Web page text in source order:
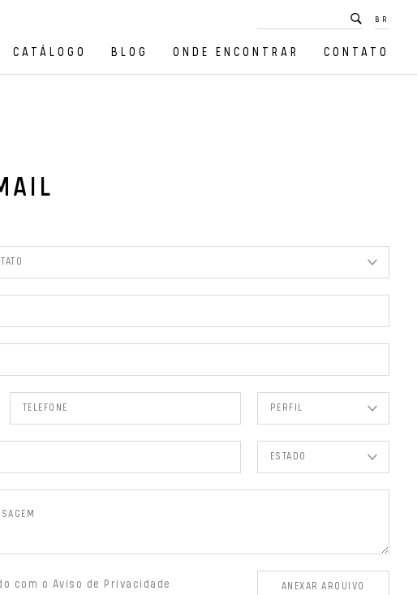
BR
CATÁLOGO BLOG ONDE ENCONTRAR CONTATO
com o Aviso de Privacidade